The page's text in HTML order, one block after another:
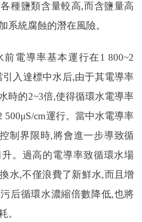
種鹽類含量較高,而含鹽量高
系統腐蝕的潛在風險。
前電導率基本運行在1 800~2
引入達標中水后,由于其電導率
時的2~3倍,使得循環水電導率
500μS/cm運行。當中水電導率
制界限時,將會進一步導致循
。過高的電導率致循環水場
水,不僅浪費了新鮮水,而且增
后循環水濃縮倍數降低,也將
。